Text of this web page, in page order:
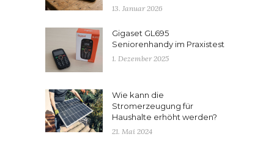
13. Januar 2026
Gigaset GL695
Seniorenhandy im Praxistest
1. Dezember 2025
Wie kann die
Stromerzeugung für
Haushalte erhöht werden?
21. Mai 2024